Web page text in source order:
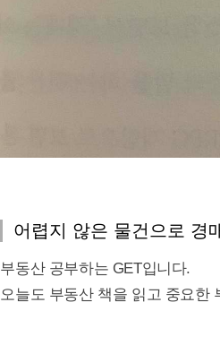
어렵지 않은 물건으로 경
부동산 공부하는 GET입니다.
오늘도 부동산 책을 읽고 중요한